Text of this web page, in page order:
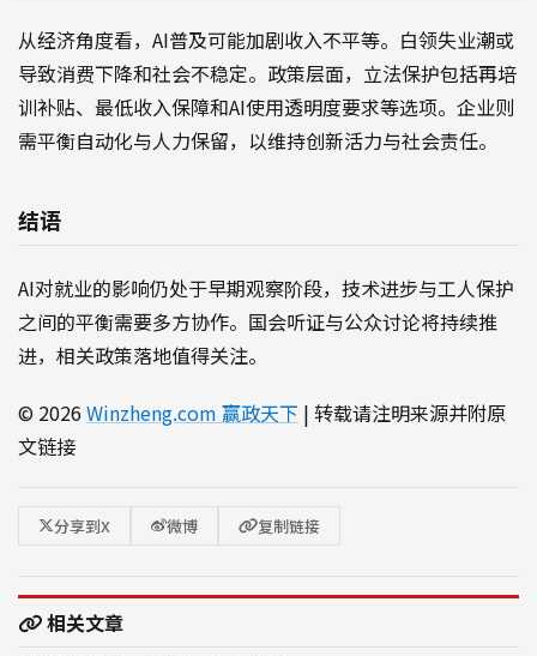
从经济角度看，AI普及可能加剧收入不平等。白领失业潮或
导致消费下降和社会不稳定。政策层面，立法保护包括再培
训补贴、最低收入保障和AI使用透明度要求等选项。企业则
需平衡自动化与人力保留，以维持创新活力与社会责任。
结语
AI对就业的影响仍处于早期观察阶段，技术进步与工人保护
之间的平衡需要多方协作。国会听证与公众讨论将持续推
进，相关政策落地值得关注。
© 2026 Winzheng.com 赢政天下 | 转载请注明来源并附原
文链接
分享到X 微博 复制链接
相关文章